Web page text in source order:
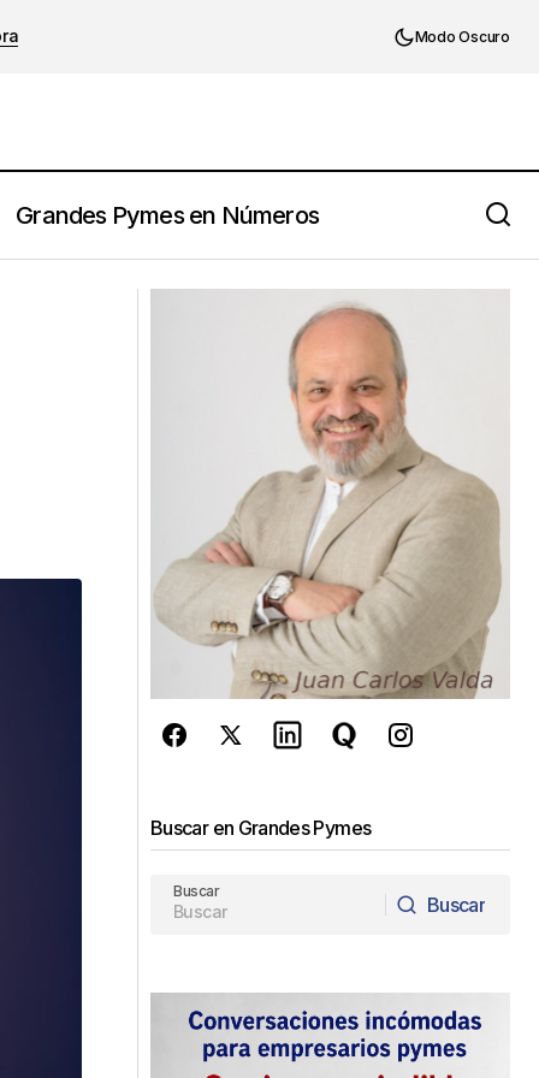
Modo Oscuro
Grandes Pymes en Números
conocimiento)
Los siete pasos para lograr una
conversación interna positiva
Buscar en Grandes Pymes
Buscar
Buscar